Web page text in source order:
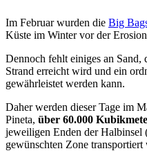
Im Februar wurden die Big
Küste im Winter vor der
Dennoch fehlt einiges an Sand,
Strand erreicht wird und ein
gewährleistet werden kann.
Daher werden dieser Tage im
Pineta, über 60.000
jeweiligen Enden der Halbinsel
gewünschten Zone transportiert